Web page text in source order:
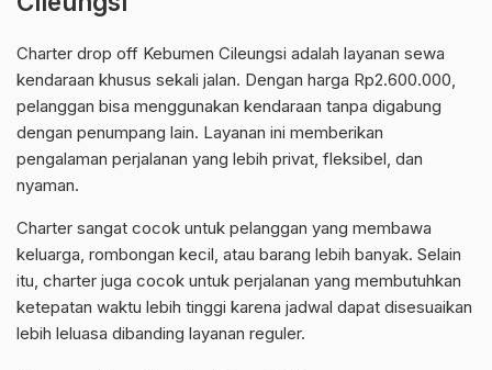
Charter drop off Kebumen Cileungsi adalah layanan sewa
kendaraan khusus sekali jalan. Dengan harga Rp2.600.000,
pelanggan bisa menggunakan kendaraan tanpa digabung
dengan penumpang lain. Layanan ini memberikan
pengalaman perjalanan yang lebih privat, fleksibel, dan
nyaman.
Charter sangat cocok untuk pelanggan yang membawa
keluarga, rombongan kecil, atau barang lebih banyak. Selain
itu, charter juga cocok untuk perjalanan yang membutuhkan
ketepatan waktu lebih tinggi karena jadwal dapat disesuaikan
lebih leluasa dibanding layanan reguler.